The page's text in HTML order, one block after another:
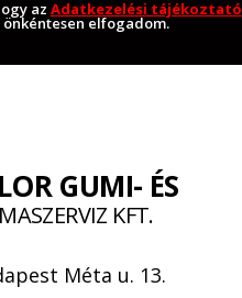
az Adatkezelési tájékoztató
elfogadom.
GUMI- ÉS
KFT.
Méta u. 13.